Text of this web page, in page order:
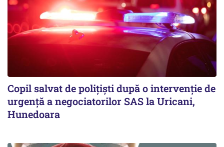
Copil salvat de polițiști după o intervenție de
urgență a negociatorilor SAS la Uricani,
Hunedoara